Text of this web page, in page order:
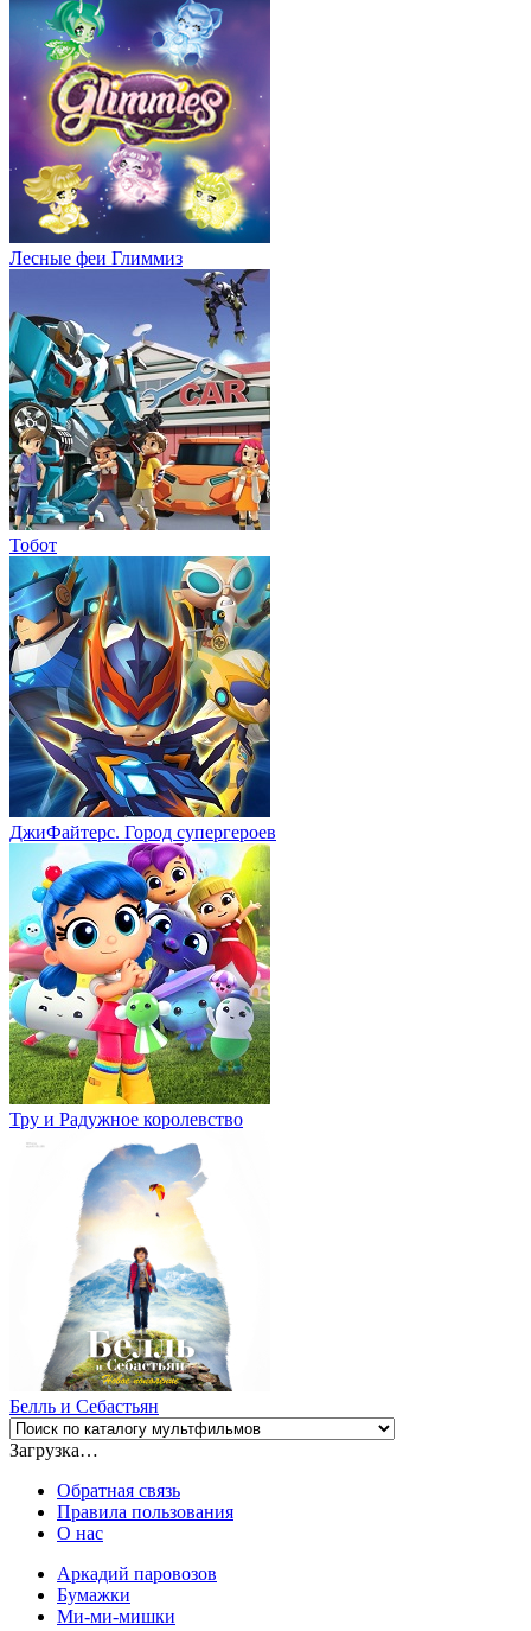
Лесные феи Глиммиз
Тобот
ДжиФайтерс. Город супергероев
Тру и Радужное королевство
Белль и Себастьян
Загрузка…
Обратная связь
Правила пользования
О нас
Аркадий паровозов
Бумажки
Ми-ми-мишки